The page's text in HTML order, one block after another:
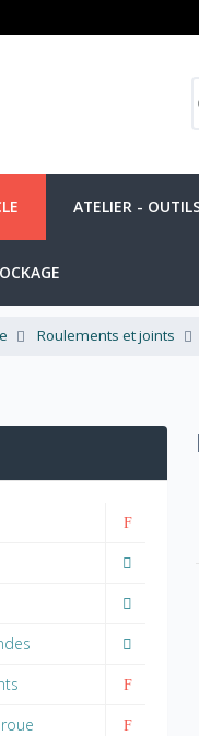
ATELIER -
Roulements et joints